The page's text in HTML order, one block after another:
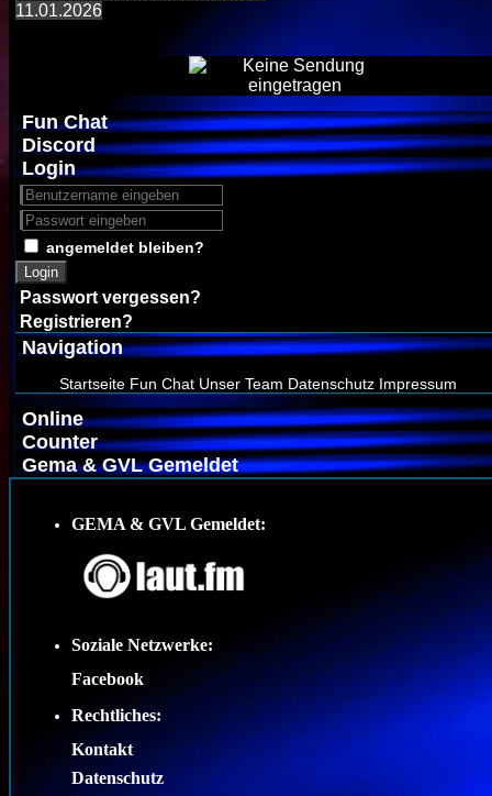
11.01.2026
Fun Chat
Discord
Login
angemeldet bleiben?
Login
Passwort vergessen?
Registrieren?
Navigation
Startseite Fun Chat Unser Team Datenschutz Impressum
Online
Counter
Gema & GVL Gemeldet
GEMA & GVL Gemeldet:
Soziale Netzwerke:
Facebook
Rechtliches:
Kontakt
Datenschutz